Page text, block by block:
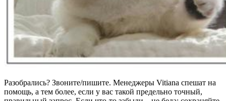
Разобрались? Звоните/пишите. Менеджеры Vitiana спешат на
помощь, а тем более, если у вас такой предельно точный,